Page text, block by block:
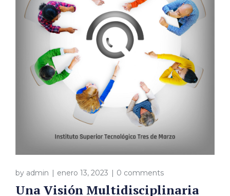
by admin enero 13, 2023 0 comments
Una Visión Multidisciplinaria